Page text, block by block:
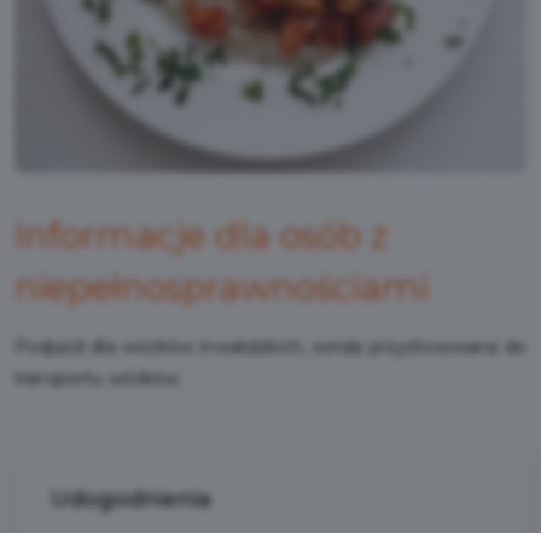
Informacje dla osób z
niepełnosprawnościami
Podjazd dla wózków inwalidzkich, winda przystosowana do
transportu wózków.
Udogodnienia